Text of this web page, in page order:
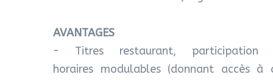
AVANTAGES
- Titres restaurant, participation
horaires modulables (donnant accès